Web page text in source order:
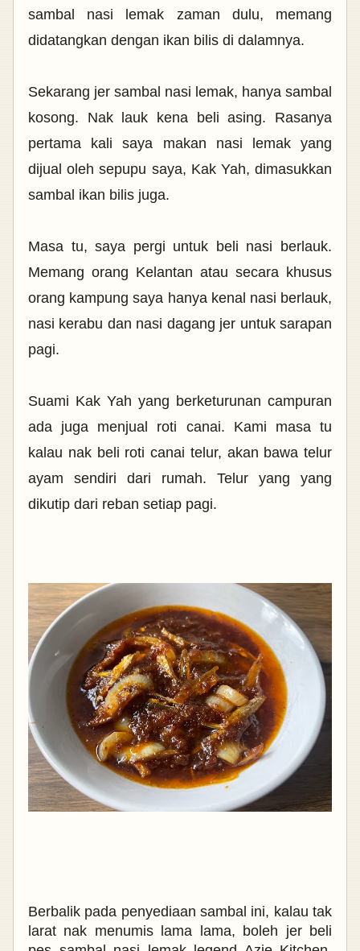
sambal nasi lemak zaman dulu, memang
didatangkan dengan ikan bilis di dalamnya.
Sekarang jer sambal nasi lemak, hanya sambal
kosong. Nak lauk kena beli asing. Rasanya
pertama kali saya makan nasi lemak yang
dijual oleh sepupu saya, Kak Yah, dimasukkan
sambal ikan bilis juga.
Masa tu, saya pergi untuk beli nasi berlauk.
Memang orang Kelantan atau secara khusus
orang kampung saya hanya kenal nasi berlauk,
nasi kerabu dan nasi dagang jer untuk sarapan
pagi.
Suami Kak Yah yang berketurunan campuran
ada juga menjual roti canai. Kami masa tu
kalau nak beli roti canai telur, akan bawa telur
ayam sendiri dari rumah. Telur yang yang
dikutip dari reban setiap pagi.
Berbalik pada penyediaan sambal ini, kalau tak
larat nak menumis lama lama, boleh jer beli